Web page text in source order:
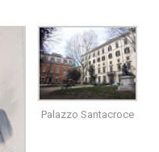
Palazzo Santacroce